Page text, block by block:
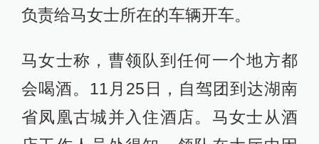
负责给马女士所在的车辆开车。
马女士称，曹领队到任何一个地方都
会喝酒。11月25日，自驾团到达湖南
省凤凰古城并入住酒店。马女士从酒